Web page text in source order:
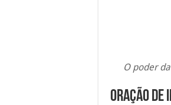
O poder
Oração